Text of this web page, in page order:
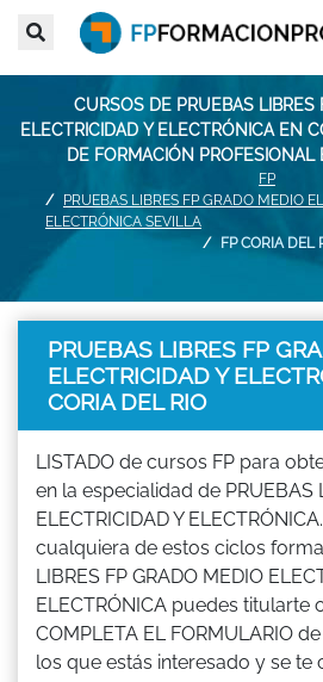
CURSOS DE PRUEBAS LIBRES
ELECTRICIDAD Y ELECTRÓNICA EN
DE FORMACIÓN PROFESIONAL
FP
PRUEBAS LIBRES FP GRADO MEDIO
ELECTRÓNICA SEVILLA
FP CORIA DEL
PRUEBAS LIBRES FP
ELECTRICIDAD Y
CORIA DEL RIO
LISTADO de cursos FP para
en la especialidad de PRUEBAS
ELECTRICIDAD Y
cualquiera de estos ciclos
LIBRES FP GRADO MEDIO
ELECTRÓNICA puedes titularte
COMPLETA EL FORMULARIO
los que estás interesado y se te